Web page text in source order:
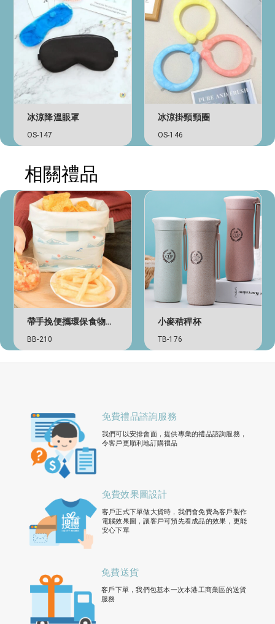
冰涼降溫眼罩
OS-147
冰涼掛頸頸圈
OS-146
相關禮品
帶手挽便攜環保食物布袋
BB-210
小麥秸稈杯
TB-176
免費禮品諮詢服務
我們可以安排會面，提供專業的禮品諮詢服務，
令客戶更順利地訂購禮品
免費效果圖設計
客戶正式下單做大貨時，我們會免費為客戶製作
電腦效果圖，讓客戶可預先看成品的效果，更能
安心下單
免費送貨
客戶下單，我們包基本一次本港工商業區的送貨
服務